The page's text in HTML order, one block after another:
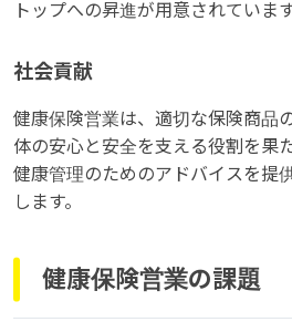
トップへの昇進が用意されています
社会貢献
健康保険営業は、適切な保険商品
体の安心と安全を支える役割を果
健康管理のためのアドバイスを提
します。
健康保険営業の課題